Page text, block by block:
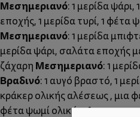
Μεσημεριανό: 1 μερίδα
εποχής, 1 μερίδα τυρί, 1 φέτα
Μεσημεριανό: 1 μερίδα
μερίδα ψάρι, σαλάτα εποχής
ζάχαρη Μεσημεριανό: 1
Βραδινό: 1 αυγό βραστό, 1
κράκερ ολικής αλέσεως , μια
φέτα ψωμί ολικής.